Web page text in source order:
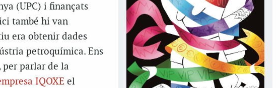
(UPC) i finançats
també hi van
era obtenir dades
petroquímica. Ens
parlar de la
IQOXE el